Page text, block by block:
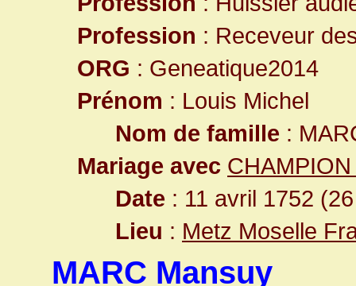
Profession : Receveur
ORG : Geneatique2014
Prénom : Louis Michel
Nom de famille :
Mariage avec
Date : 11 avril 1752
Lieu : Metz Moselle
MARC Mansuy